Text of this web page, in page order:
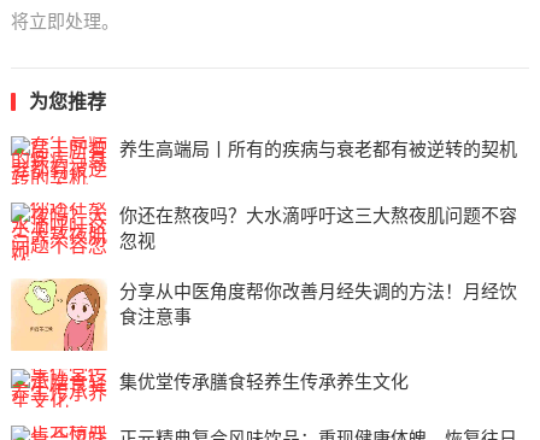
将立即处理。
为您推荐
养生高端局丨所有的疾病与衰老都有被逆转的契机
你还在熬夜吗？大水滴呼吁这三大熬夜肌问题不容
忽视
分享从中医角度帮你改善月经失调的方法！月经饮
食注意事
集优堂传承膳食轻养生传承养生文化